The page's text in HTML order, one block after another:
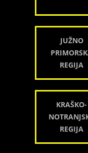
JUŽNO
REGIJA
KRAŠKO-
REGIJA